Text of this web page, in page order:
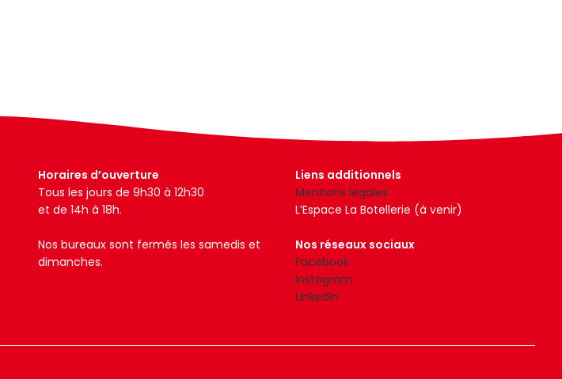
Horaires d’ouverture
Tous les jours de 9h30 à 12h30
et de 14h à 18h.
Nos bureaux sont fermés les samedis et
dimanches.
Liens additionnels
Mentions légales
L’Espace La Botellerie (à venir)
Nos réseaux sociaux
Facebook
Instagram
LinkedIn